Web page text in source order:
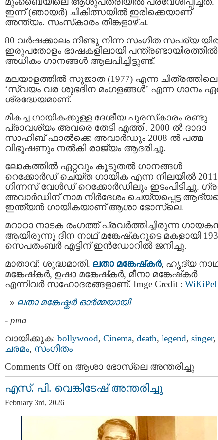
ഇന്ന് (ഞായർ) ചികിത്സയിൽ ഇരിക്കെയാണ്
അന്ത്യം. സംസ്‌കാരം തിങ്കളാഴ്ച.
80 വർഷക്കാലം നീണ്ടു നിന്ന സംഗീത സപര്യ
ഇരുപതോളം ഭാഷകളിലായി പന്ത്രണ്ടായിരത്തിൽ
അധികം ഗാനങ്ങള്‍ ആലപിച്ചിട്ടുണ്ട്.
മലയാളത്തിൽ സുജാത (1977) എന്ന ചിത്രത്തിലെ
‘സ്വയം വര ശുഭദിന മംഗളങ്ങൾ’ എന്ന ഗാനം
ശ്രദ്ധേയമാണ്.
മികച്ച ഗായികക്കുള്ള ദേശീയ പുരസ്‌കാരം രണ്ടു
പ്രാവശ്യം അവരെ തേടി എത്തി. 2000 ല്‍ ദാദാ
സാഹിബ് ഫാല്‍ക്കെ അവാര്‍ഡും 2008 ല്‍ പത്മ
വിഭൂഷണും നല്‍കി രാജ്യം ആദരിച്ചു.
ലോകത്തിൽ ഏറ്റവും കൂടുതൽ ഗാനങ്ങൾ
റെക്കോർഡ് ചെയ്ത ഗായിക എന്ന നിലയിൽ
ഗിന്നസ് വേൾഡ് റെക്കോർഡിലും ഇടംപിടിച്ചു.
അവാര്‍ഡിന് നാമ നിര്‍ദേശം ചെയ്യപ്പെട്ട
ഇന്ത്യന്‍ ഗായികയാണ് ആശാ ഭോസ്‌ലെ.
മറാഠാ നാടക രംഗത്ത് പ്രവർത്തിച്ചിരുന്ന
ആയിരുന്നു ദീന നാഥ് മങ്കേഷ്‌കറുടെ മകളായി
സെപതംബര്‍ എട്ടിന് ഇന്‍ഡോറിൽ ജനിച്ചു.
മാതാവ്: ശുദ്ധമാതി. ലതാ മങ്കേഷ്‌കര്‍, ഹൃദ്യ
മങ്കേഷ്‌കര്‍, ഉഷാ മങ്കേഷ്‌കര്‍, മീനാ മങ്കേഷ്‌കര്‍
എന്നിവര്‍ സഹോദരങ്ങളാണ്. Imge Credit :
ലതാ മങ്കേഷ്കര്‍ ഓര്‍മ്മയായി
- pma
വായിക്കുക: bollywood, Cinema, death, legend, singer,
ചരമം, സംഗീതം
Comments Offon ആശാ ഭോസ്‌ലെ അന്തരിച്ചു
എസ്. പി. വെങ്കിടേഷ് അന്തരിച്ചു
February 3rd, 2026